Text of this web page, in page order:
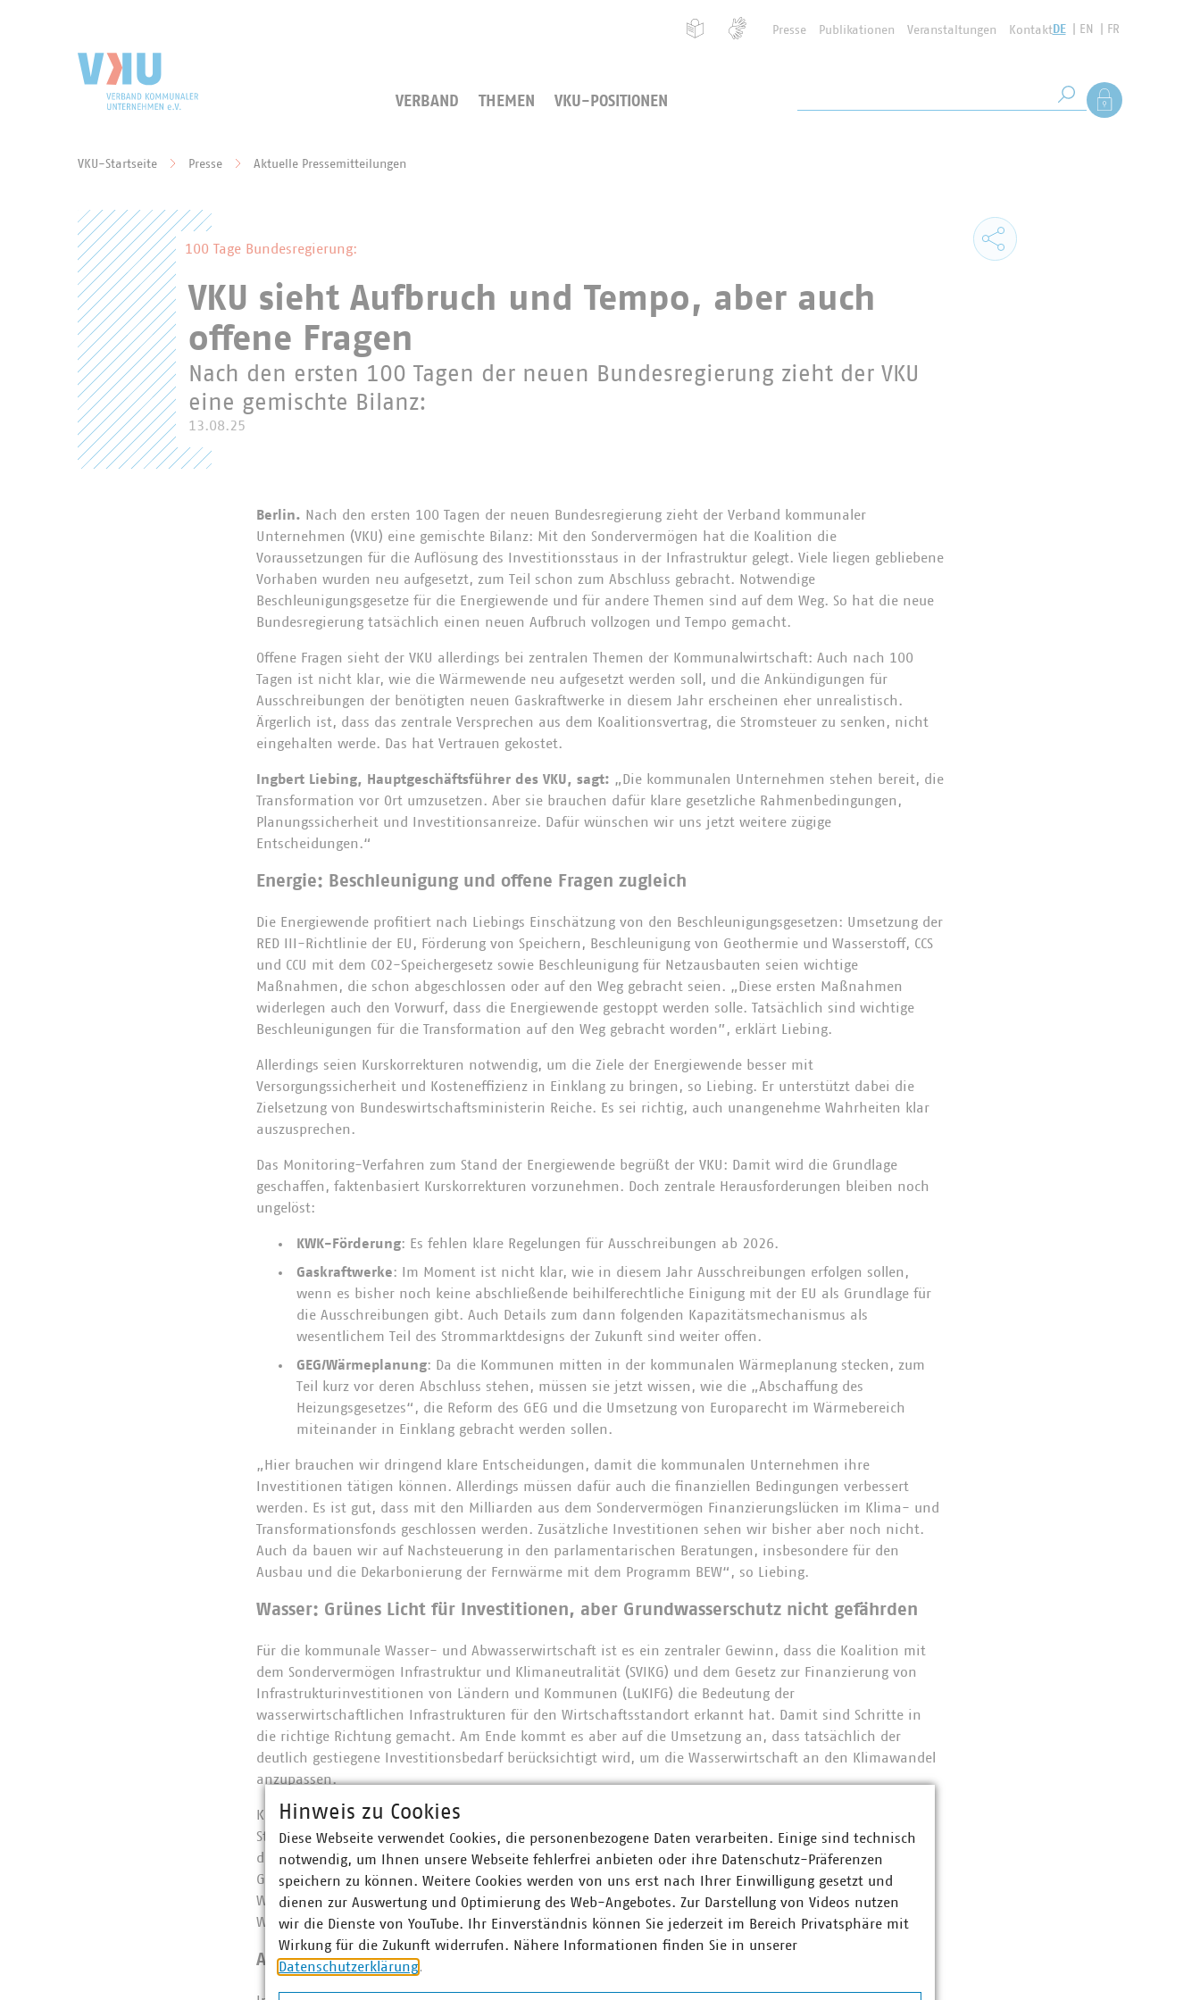
Presse Publikationen Veranstaltungen KontaktDE EN FR
VERBAND THEMEN VKU-POSITIONEN Suche starten
Als Mitglied
VKU-Startseite Presse Aktuelle Pressemitteilungen
100 Tage Bundesregierung:
VKU sieht Aufbruch und Tempo, aber auch
offene Fragen
Nach den ersten 100 Tagen der neuen Bundesregierung zieht der VKU
eine gemischte Bilanz:
13.08.25
Berlin. Nach den ersten 100 Tagen der neuen Bundesregierung zieht der Verband kommunaler
Unternehmen (VKU) eine gemischte Bilanz: Mit den Sondervermögen hat die Koalition die
Voraussetzungen für die Auflösung des Investitionsstaus in der Infrastruktur gelegt. Viele liegen gebliebene
Vorhaben wurden neu aufgesetzt, zum Teil schon zum Abschluss gebracht. Notwendige
Beschleunigungsgesetze für die Energiewende und für andere Themen sind auf dem Weg. So hat die neue
Bundesregierung tatsächlich einen neuen Aufbruch vollzogen und Tempo gemacht.
Offene Fragen sieht der VKU allerdings bei zentralen Themen der Kommunalwirtschaft: Auch nach 100
Tagen ist nicht klar, wie die Wärmewende neu aufgesetzt werden soll, und die Ankündigungen für
Ausschreibungen der benötigten neuen Gaskraftwerke in diesem Jahr erscheinen eher unrealistisch.
Ärgerlich ist, dass das zentrale Versprechen aus dem Koalitionsvertrag, die Stromsteuer zu senken, nicht
eingehalten werde. Das hat Vertrauen gekostet.
Ingbert Liebing, Hauptgeschäftsführer des VKU, sagt: „Die kommunalen Unternehmen stehen bereit, die
Transformation vor Ort umzusetzen. Aber sie brauchen dafür klare gesetzliche Rahmenbedingungen,
Planungssicherheit und Investitionsanreize. Dafür wünschen wir uns jetzt weitere zügige
Entscheidungen.“
Energie: Beschleunigung und offene Fragen zugleich
Die Energiewende profitiert nach Liebings Einschätzung von den Beschleunigungsgesetzen: Umsetzung der
RED III-Richtlinie der EU, Förderung von Speichern, Beschleunigung von Geothermie und Wasserstoff, CCS
und CCU mit dem CO2-Speichergesetz sowie Beschleunigung für Netzausbauten seien wichtige
Maßnahmen, die schon abgeschlossen oder auf den Weg gebracht seien. „Diese ersten Maßnahmen
widerlegen auch den Vorwurf, dass die Energiewende gestoppt werden solle. Tatsächlich sind wichtige
Beschleunigungen für die Transformation auf den Weg gebracht worden”, erklärt Liebing.
Allerdings seien Kurskorrekturen notwendig, um die Ziele der Energiewende besser mit
Versorgungssicherheit und Kosteneffizienz in Einklang zu bringen, so Liebing. Er unterstützt dabei die
Zielsetzung von Bundeswirtschaftsministerin Reiche. Es sei richtig, auch unangenehme Wahrheiten klar
auszusprechen.
Das Monitoring-Verfahren zum Stand der Energiewende begrüßt der VKU: Damit wird die Grundlage
geschaffen, faktenbasiert Kurskorrekturen vorzunehmen. Doch zentrale Herausforderungen bleiben noch
ungelöst:
KWK-Förderung: Es fehlen klare Regelungen für Ausschreibungen ab 2026.
Gaskraftwerke: Im Moment ist nicht klar, wie in diesem Jahr Ausschreibungen erfolgen sollen,
wenn es bisher noch keine abschließende beihilferechtliche Einigung mit der EU als Grundlage für
die Ausschreibungen gibt. Auch Details zum dann folgenden Kapazitätsmechanismus als
wesentlichem Teil des Strommarktdesigns der Zukunft sind weiter offen.
GEG/Wärmeplanung: Da die Kommunen mitten in der kommunalen Wärmeplanung stecken, zum
Teil kurz vor deren Abschluss stehen, müssen sie jetzt wissen, wie die „Abschaffung des
Heizungsgesetzes“, die Reform des GEG und die Umsetzung von Europarecht im Wärmebereich
miteinander in Einklang gebracht werden sollen.
„Hier brauchen wir dringend klare Entscheidungen, damit die kommunalen Unternehmen ihre
Investitionen tätigen können. Allerdings müssen dafür auch die finanziellen Bedingungen verbessert
werden. Es ist gut, dass mit den Milliarden aus dem Sondervermögen Finanzierungslücken im Klima- und
Transformationsfonds geschlossen werden. Zusätzliche Investitionen sehen wir bisher aber noch nicht.
Auch da bauen wir auf Nachsteuerung in den parlamentarischen Beratungen, insbesondere für den
Ausbau und die Dekarbonierung der Fernwärme mit dem Programm BEW“, so Liebing.
Wasser: Grünes Licht für Investitionen, aber Grundwasserschutz nicht gefährden
Für die kommunale Wasser- und Abwasserwirtschaft ist es ein zentraler Gewinn, dass die Koalition mit
dem Sondervermögen Infrastruktur und Klimaneutralität (SVIKG) und dem Gesetz zur Finanzierung von
Infrastrukturinvestitionen von Ländern und Kommunen (LuKIFG) die Bedeutung der
wasserwirtschaftlichen Infrastrukturen für den Wirtschaftsstandort erkannt hat. Damit sind Schritte in
die richtige Richtung gemacht. Am Ende kommt es aber auf die Umsetzung an, dass tatsächlich der
deutlich gestiegene Investitionsbedarf berücksichtigt wird, um die Wasserwirtschaft an den Klimawandel
anzupassen.
Kritisch sieht der VKU, dass die Stoffstrombilanzverordnung aufgehoben wurde, ohne ein neues
Steuerungsinstrument fürs Düngen vorzulegen. Das gefährdet den Grundwasserschutz. Der VKU warnt
deshalb vor einem neuen Vertragsverletzungsverfahren wegen zu hoher Nitratwerte. Auch bei der
Geothermie und Wasserstoffnutzung fordert der VKU klare Regeln zum Schutz der öffentlichen
Wasserversorgung. Liebing: „Wasser ist keine Verfügungsmasse. Der Vorrang der öffentlichen
Wasserversorgung muss gesetzlich abgesichert werden – ohne Wenn und Aber.“
Abfallwirtschaft: Fortschritte mit Nachbesserungsbedarf
Hinweis zu Cookies
Diese Webseite verwendet Cookies, die personenbezogene Daten verarbeiten. Einige sind technisch
notwendig, um Ihnen unsere Webseite fehlerfrei anbieten oder ihre Datenschutz-Präferenzen
speichern zu können. Weitere Cookies werden von uns erst nach Ihrer Einwilligung gesetzt und
dienen zur Auswertung und Optimierung des Web-Angebotes. Zur Darstellung von Videos nutzen
wir die Dienste von YouTube. Ihr Einverständnis können Sie jederzeit im Bereich Privatsphäre mit
Wirkung für die Zukunft widerrufen. Nähere Informationen finden Sie in unserer
Datenschutzerklärung.